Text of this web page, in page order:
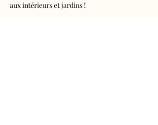
aux intérieurs et jardins !